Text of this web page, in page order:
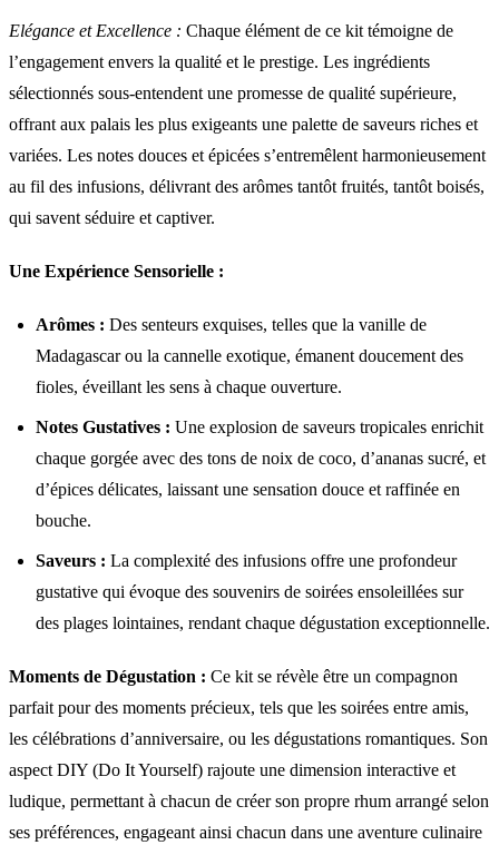
Elégance et Excellence : Chaque élément de ce kit témoigne de
l’engagement envers la qualité et le prestige. Les ingrédients
sélectionnés sous-entendent une promesse de qualité supérieure,
offrant aux palais les plus exigeants une palette de saveurs riches et
variées. Les notes douces et épicées s’entremêlent harmonieusement
au fil des infusions, délivrant des arômes tantôt fruités, tantôt boisés,
qui savent séduire et captiver.
Une Expérience Sensorielle :
Arômes : Des senteurs exquises, telles que la vanille de
Madagascar ou la cannelle exotique, émanent doucement des
fioles, éveillant les sens à chaque ouverture.
Notes Gustatives : Une explosion de saveurs tropicales enrichit
chaque gorgée avec des tons de noix de coco, d’ananas sucré, et
d’épices délicates, laissant une sensation douce et raffinée en
bouche.
Saveurs : La complexité des infusions offre une profondeur
gustative qui évoque des souvenirs de soirées ensoleillées sur
des plages lointaines, rendant chaque dégustation exceptionnelle.
Moments de Dégustation : Ce kit se révèle être un compagnon
parfait pour des moments précieux, tels que les soirées entre amis,
les célébrations d’anniversaire, ou les dégustations romantiques. Son
aspect DIY (Do It Yourself) rajoute une dimension interactive et
ludique, permettant à chacun de créer son propre rhum arrangé selon
ses préférences, engageant ainsi chacun dans une aventure culinaire